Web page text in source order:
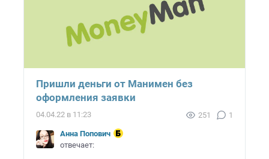
Пришли деньги от Манимен без
оформления заявки
04.04.22 в 11:23 251 1
Анна Попович
отвечает: